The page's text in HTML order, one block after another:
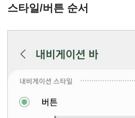
스타일/버튼 순서